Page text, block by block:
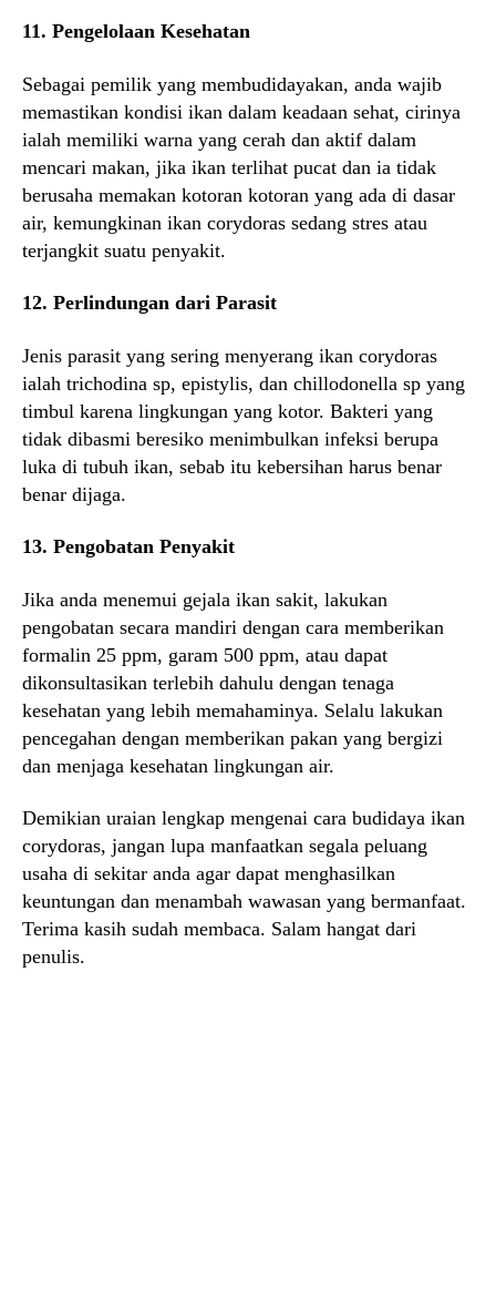
11. Pengelolaan Kesehatan
Sebagai pemilik yang membudidayakan, anda wajib
memastikan kondisi ikan dalam keadaan sehat, cirinya
ialah memiliki warna yang cerah dan aktif dalam
mencari makan, jika ikan terlihat pucat dan ia tidak
berusaha memakan kotoran kotoran yang ada di dasar
air, kemungkinan ikan corydoras sedang stres atau
terjangkit suatu penyakit.
12. Perlindungan dari Parasit
Jenis parasit yang sering menyerang ikan corydoras
ialah trichodina sp, epistylis, dan chillodonella sp yang
timbul karena lingkungan yang kotor. Bakteri yang
tidak dibasmi beresiko menimbulkan infeksi berupa
luka di tubuh ikan, sebab itu kebersihan harus benar
benar dijaga.
13. Pengobatan Penyakit
Jika anda menemui gejala ikan sakit, lakukan
pengobatan secara mandiri dengan cara memberikan
formalin 25 ppm, garam 500 ppm, atau dapat
dikonsultasikan terlebih dahulu dengan tenaga
kesehatan yang lebih memahaminya. Selalu lakukan
pencegahan dengan memberikan pakan yang bergizi
dan menjaga kesehatan lingkungan air.
Demikian uraian lengkap mengenai cara budidaya ikan
corydoras, jangan lupa manfaatkan segala peluang
usaha di sekitar anda agar dapat menghasilkan
keuntungan dan menambah wawasan yang bermanfaat.
Terima kasih sudah membaca. Salam hangat dari
penulis.